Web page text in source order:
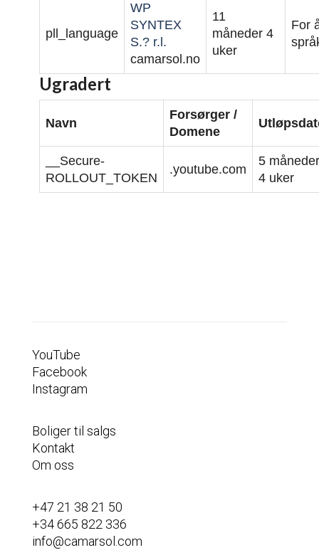
pll_language
WP
SYNTEX
S.? r.l.
camarsol.no
11
måneder 4
uker
For
Ugradert
Navn
Forsørger /
Domene
__Secure-
ROLLOUT_TOKEN
.youtube.com
5 måneder
4 uker
YouTube
Facebook
Instagram
Boliger til salgs
Kontakt
Om oss
+47 21 38 21 50
+34 665 822 336
info@camarsol.com